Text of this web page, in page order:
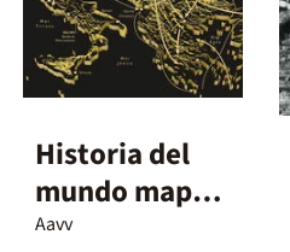
Historia del
mundo mapa a
mapa
Aavv